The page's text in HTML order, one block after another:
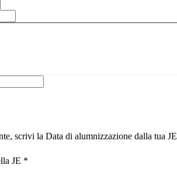
scrivi la Data di alumnizzazione dalla tua JE
JE *